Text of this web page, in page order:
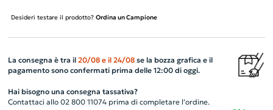
Desideri testare il prodotto? Ordina un Campione
La consegna è tra il 20/08 e il 24/08se la bozza grafica e il
pagamento sono confermati prima delle 12:00 di oggi.
Hai bisogno una consegna tassativa?
Contattaci allo 02 800 11074 prima di completare l’ordine.